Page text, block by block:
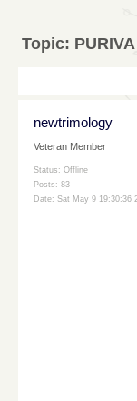
Topic:
newtrimology
Veteran Member
Status: Offline
Posts: 83
Date: Sat May 9 19:30:36